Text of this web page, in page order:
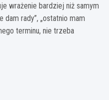
wrażenie bardziej niż samym
dam rady”, „ostatnio mam
terminu, nie trzeba